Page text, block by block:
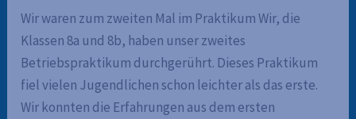
Wir waren zum zweiten Mal im Praktikum Wir, die
Klassen 8a und 8b, haben unser zweites
Betriebspraktikum durchgerührt. Dieses Praktikum
fiel vielen Jugendlichen schon leichter als das erste.
Wir konnten die Erfahrungen aus dem ersten